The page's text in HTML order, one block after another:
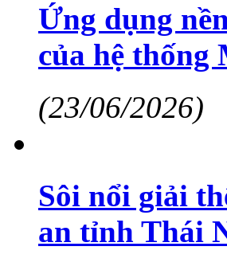
Ứng dụng
của hệ thống
(23/06/2026)
Sôi nổi giải
an tỉnh Thái